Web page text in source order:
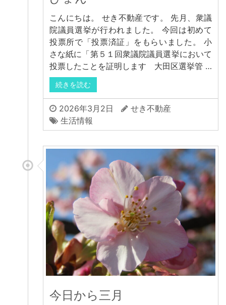
こんにちは。 せき不動産です。 先月、衆議
院議員選挙が行われました。 今回は初めて
投票所で「投票済証」をもらいました。 小
さな紙に「第５１回衆議院議員選挙において
投票したことを証明します 大田区選挙管 …
続きを読む
2026年3月2日
せき不動産
生活情報
今日から三月